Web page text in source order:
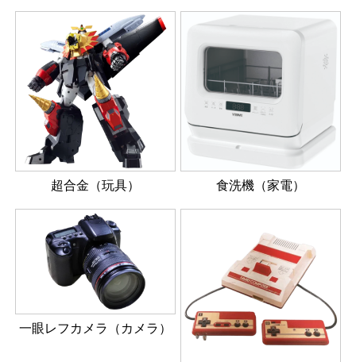
超合金（玩具） 食洗機（家電）
一眼レフカメラ（カメラ）